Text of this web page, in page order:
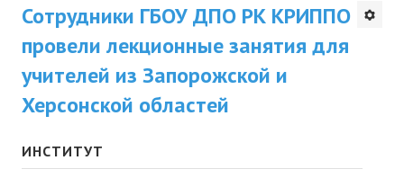
Будни института
АНОНСЫ
ИНСТИТУТ
Сотрудники ГБОУ ДПО РК КРИППО
провели лекционные занятия для
учителей из Запорожской и
Херсонской областей
ИНСТИТУТ